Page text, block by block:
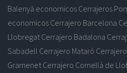
Balenyà economicos Cerrajeros
economicos Cerrajero Barcelona
Llobregat Cerrajero Badalona
Sabadell Cerrajero Mataró
Gramenet Cerrajero Cornellà de